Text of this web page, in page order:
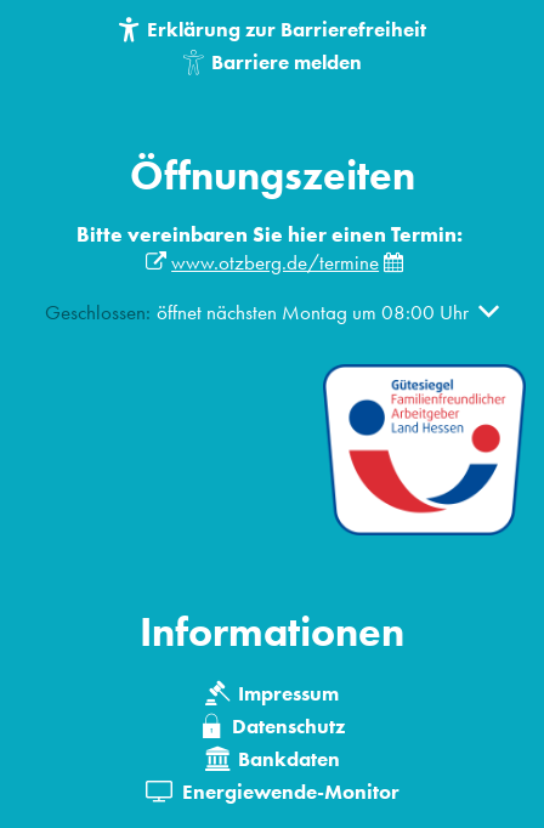
Erklärung zur Barrierefreiheit
Barriere melden
Öffnungszeiten
Bitte vereinbaren Sie hier einen Termin:
www.otzberg.de/termine
Klicken, um weitere Öffnungs- oder Schließzeiten
Geschlossen: öffnet nächsten Montag um 08:00 Uhr
Informationen
Impressum
Datenschutz
Bankdaten
Energiewende-Monitor